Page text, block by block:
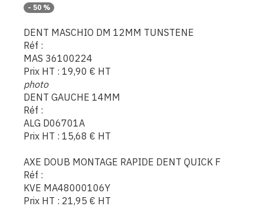
- 50 %
DENT MASCHIO DM 12MM TUNSTENE
Réf :
MAS 36100224
Prix HT : 19,90 € HT
photo
DENT GAUCHE 14MM
Réf :
ALG D06701A
Prix HT : 15,68 € HT
AXE DOUB MONTAGE RAPIDE DENT QUICK F
Réf :
KVE MA48000106Y
Prix HT : 21,95 € HT